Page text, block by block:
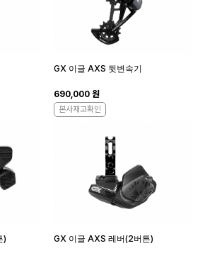
GX 이글 AXS 뒷변속기
690,000 원
본사재고확인
) GX 이글 AXS 레버(2버튼)